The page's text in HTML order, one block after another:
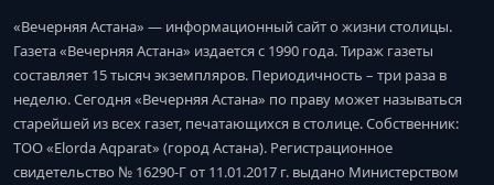
«Вечерняя Астана» — информационный сайт о жизни столицы.
Газета «Вечерняя Астана» издается с 1990 года. Тираж газеты
составляет 15 тысяч экземпляров. Периодичность – три раза в
неделю. Сегодня «Вечерняя Астана» по праву может называться
старейшей из всех газет, печатающихся в столице. Собственник:
ТОО «Elorda Aqparat» (город Астана). Регистрационное
свидетельство № 16290-Г от 11.01.2017 г. выдано Министерством